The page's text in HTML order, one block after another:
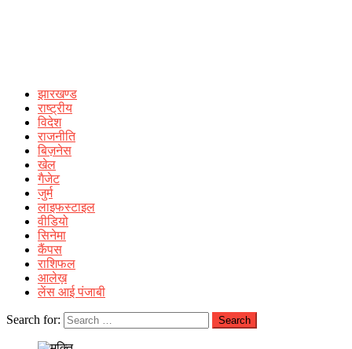
झारखण्ड
राष्ट्रीय
विदेश
राजनीति
बिज़नेस
खेल
गैजेट
जुर्म
लाइफस्टाइल
वीडियो
सिनेमा
कैंपस
राशिफल
आलेख़
लेंस आई पंजाबी
Search for: